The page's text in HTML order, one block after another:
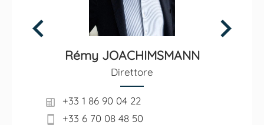
Rémy JOACHIMSMANN
Direttore
+33 1 86 90 04 22
+33 6 70 08 48 50